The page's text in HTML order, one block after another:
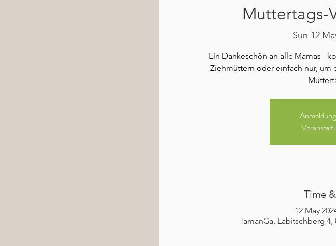
Muttertags-
Sun 12
Ein Dankeschön an alle Mamas -
Ziehmüttern oder einfach nur, um
Time
12 May
TamanGa, Labitschberg